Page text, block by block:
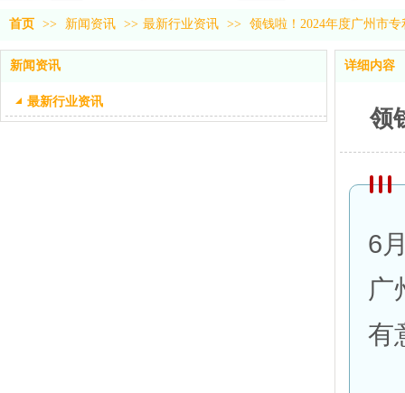
首页 >> 新闻资讯 >> 最新行业资讯 >> 领钱啦！2024年度广州市
新闻资讯
最新行业资讯
详细内容
领
6
广
有